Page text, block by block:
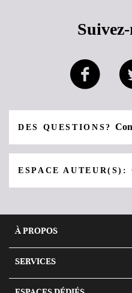
DES QUESTIONS?
ESPACE AUTEUR(S):
À PROPOS
SERVICES